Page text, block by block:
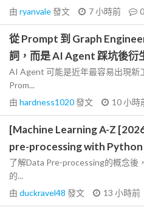
由 ryanvale發文 7 小時前 0
從 Prompt 到 Graph
詞，而是 AI Agent 踩坑後衍
AI Agent 可能是近年最容易出現新
Prom...
由 hardness1020發文 10 小時
[Machine Learning A-Z
pre-processing with Python
了解Data Pre-processing的概念後
的...
由 duckravel48 發文 13 小時前